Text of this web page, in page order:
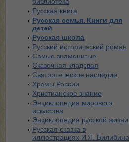
Русская книга
Русская семья. Книги для
детей
Русская школа
Русский исторический роман
Самые знаменитые
Сказочная кладовая
Святоотеческое наследие
Храмы России
Христианское знание
Энциклопедия мирового
искусства
Энциклопедия русской жизни
Русская сказка в
иллюстрациях И.Я. Билибина